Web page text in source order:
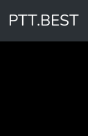
PTT.BEST